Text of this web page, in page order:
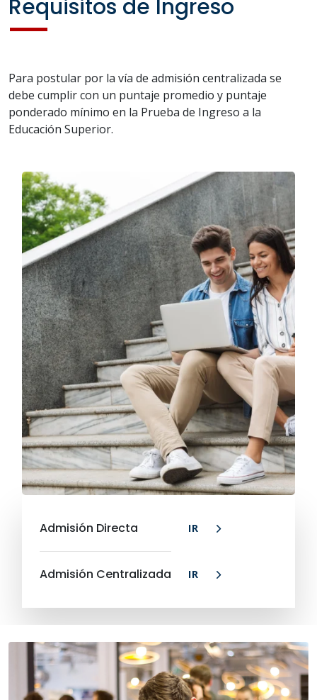
Requisitos de Ingreso
Para postular por la vía de admisión centralizada se
debe cumplir con un puntaje promedio y puntaje
ponderado mínimo en la Prueba de Ingreso a la
Educación Superior.
Admisión Directa IR
Admisión Centralizada IR